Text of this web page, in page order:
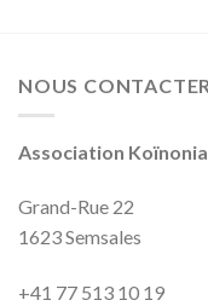
NOUS CONTACTER
Association
Grand-Rue 22
1623 Semsales
+41 77 513‬‬‬ 10‬‬‬ 19‬‬‬